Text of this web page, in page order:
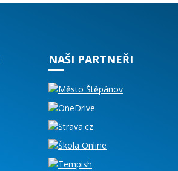
NAŠI PARTNEŘI